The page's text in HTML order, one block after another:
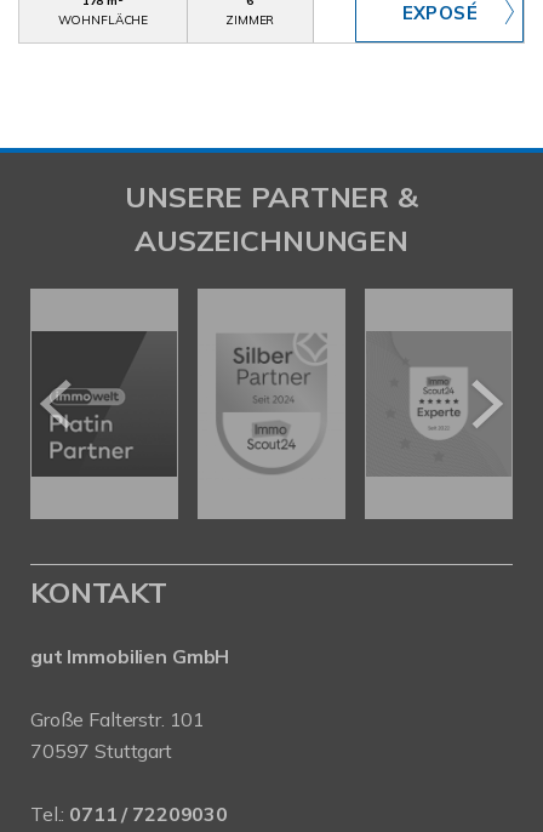
WOHNFLÄCHE
ZIMMER
UNSERE PARTNER &
AUSZEICHNUNGEN
KONTAKT
gut Immobilien GmbH
Große Falterstr. 101
70597 Stuttgart
Tel.: 0711 / 72209030